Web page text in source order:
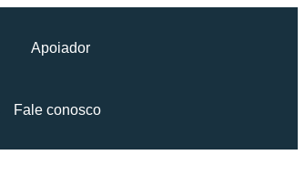
Apoiador
Fale conosco